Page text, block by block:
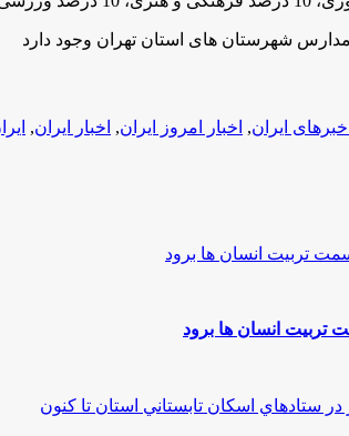
ایران, اخبار امروز ایران, اخبار ایران,
انسان ها برود